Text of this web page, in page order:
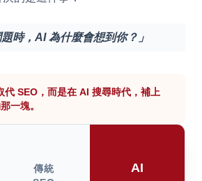
題時，AI 為什麼會想到你？」
代 SEO，而是在 AI 搜尋時代，補上
一塊。
傳統
AI